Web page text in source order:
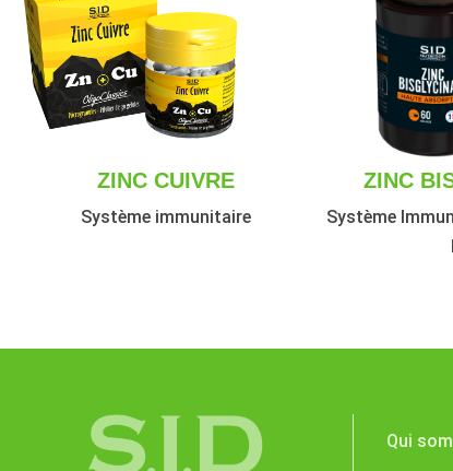
ZINC CUIVRE
Système immunitaire
ZINC
Système
Qui